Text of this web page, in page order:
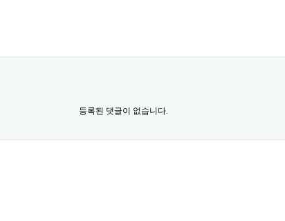
등록된 댓글이 없습니다.